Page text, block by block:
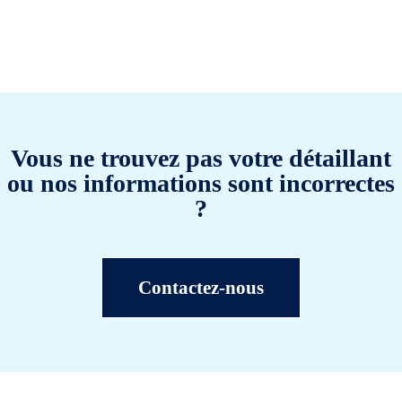
Vous ne trouvez pas votre détaillant
ou nos informations sont incorrectes
?
Contactez-nous